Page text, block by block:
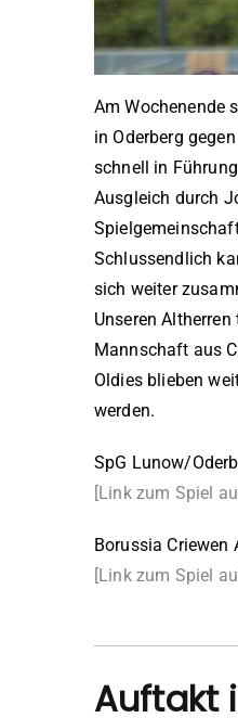
Am Wochenende
in Oderberg
schnell in
Ausgleich durch
Schlussendlich
sich weiter
Unseren
Mannschaft aus
Oldies blieben
werden.
SpG Lunow/
[Link zum Spiel
Borussia Criewen
[Link zum Spiel
Auftakt